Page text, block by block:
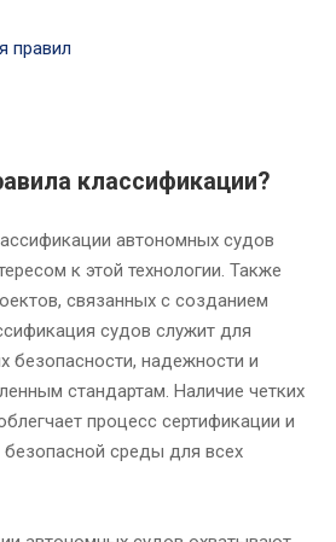
правил
классификации?
автономных судов
к этой технологии. Также
связанных с созданием
судов служит для
безопасности, надежности и
стандартам. Наличие четких
процесс сертификации и
безопасной среды для всех